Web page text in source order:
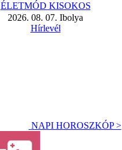
ÉLETMÓD KISOKOS
2026. 08. 07. Ibolya
Hírlevél
NAPI HOROSZKÓP >